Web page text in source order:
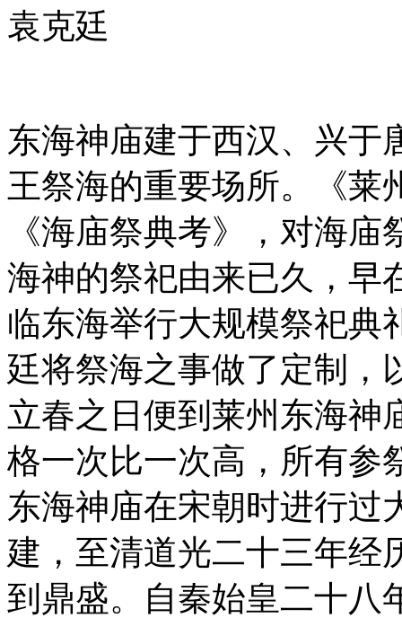
袁克廷
东海神庙建于西汉、兴于
王祭海的重要场所。《莱
《海庙祭典考》，对海
海神的祭祀由来已久，早
临东海举行大规模祭祀典
廷将祭海之事做了定制，
立春之日便到莱州东海神
格一次比一次高，所有参
东海神庙在宋朝时进行过
建，至清道光二十三年经
到鼎盛。自秦始皇二十八